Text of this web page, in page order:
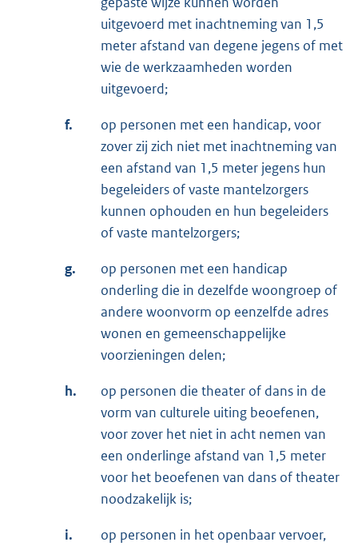
uitgevoerd met inachtneming van 1,5
meter afstand van degene jegens of met
wie de werkzaamheden worden
uitgevoerd;
f.
op personen met een handicap, voor
zover zij zich niet met inachtneming van
een afstand van 1,5 meter jegens hun
begeleiders of vaste mantelzorgers
kunnen ophouden en hun begeleiders
of vaste mantelzorgers;
g.
op personen met een handicap
onderling die in dezelfde woongroep of
andere woonvorm op eenzelfde adres
wonen en gemeenschappelijke
voorzieningen delen;
h.
op personen die theater of dans in de
vorm van culturele uiting beoefenen,
voor zover het niet in acht nemen van
een onderlinge afstand van 1,5 meter
voor het beoefenen van dans of theater
noodzakelijk is;
i.
op personen in het openbaar vervoer,